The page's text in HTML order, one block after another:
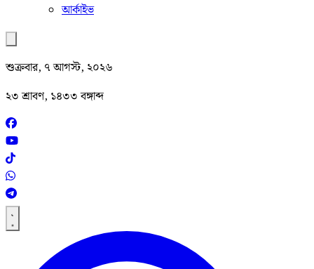
আর্কাইভ
শুক্রবার, ৭ আগস্ট, ২০২৬
২৩ শ্রাবণ, ১৪৩৩ বঙ্গাব্দ